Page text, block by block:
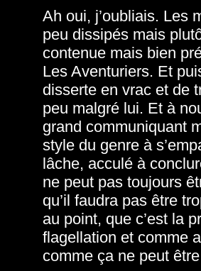
Ah oui, j’oubliais. Les
peu dissipés mais
contenue mais bien
Les Aventuriers. Et
disserte en vrac et de
peu malgré lui. Et à
grand communiquant
style du genre à
lâche, acculé à
ne peut pas toujours
qu’il faudra pas être
au point, que c’est la
flagellation et comme
comme ça ne peut